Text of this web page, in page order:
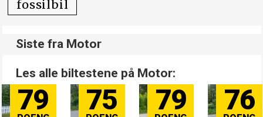
fossilbil
Siste fra Motor
Les alle biltestene på Motor:
79 75 79 76